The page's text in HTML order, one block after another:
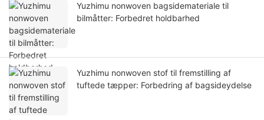
Yuzhimu nonwoven bagsidemateriale til
bilmåtter: Forbedret holdbarhed
Yuzhimu nonwoven stof til fremstilling af
tuftede tæpper: Forbedring af bagsideydelse